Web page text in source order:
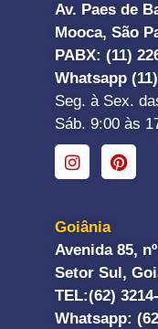
Av. Paes de
Mooca, São
PABX: (11)
Whatsapp
Seg. à Sex.
Sáb. 9:00 às
Goiânia
Avenida 85,
Setor Sul,
TEL:(62)
Whatsapp: